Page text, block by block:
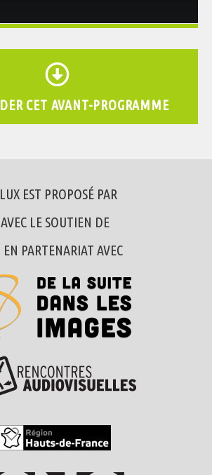
CET AVANT-PROGRAMME
EST PROPOSÉ PAR
AVEC LE SOUTIEN DE
EN PARTENARIAT AVEC